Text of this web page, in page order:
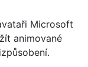
Microsoft
animované